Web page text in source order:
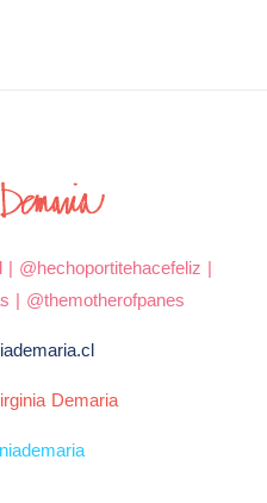
| @hechoportitehacefeliz |
| @themotherofpanes
Demaria